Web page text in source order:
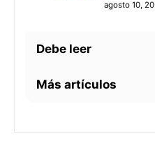
agosto 10,
Debe leer
La
Más artículos